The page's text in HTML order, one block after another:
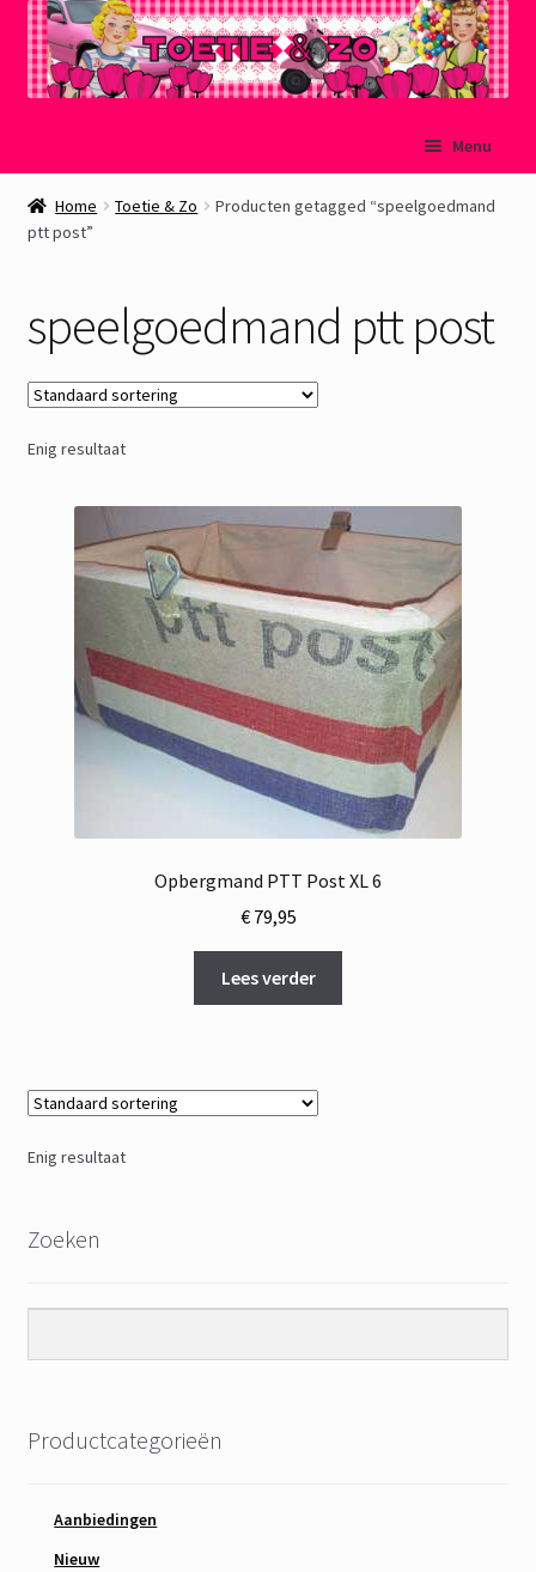
naar
navigatie
de
inhoud
Menu
Welkom
Winkelmand
Afrekenen
Over Toetie & Zo
Home Toetie & Zo
Producten getagged “speelgoedmand
ptt post”
speelgoedmand ptt post
Enig resultaat
Opbergmand PTT Post XL 6
€79,95
Lees verder
Enig resultaat
Zoeken
Productcategorieën
Aanbiedingen
Nieuw